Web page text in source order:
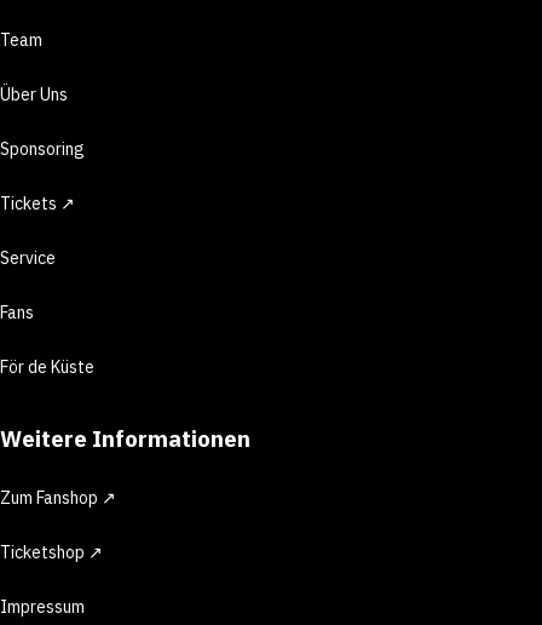
Team
Über Uns
Sponsoring
Tickets ↗
Service
Fans
För de Küste
Weitere Informationen
Zum Fanshop ↗
Ticketshop ↗
Impressum